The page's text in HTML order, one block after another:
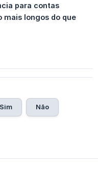
para contas
mais longos do que
Sim Não